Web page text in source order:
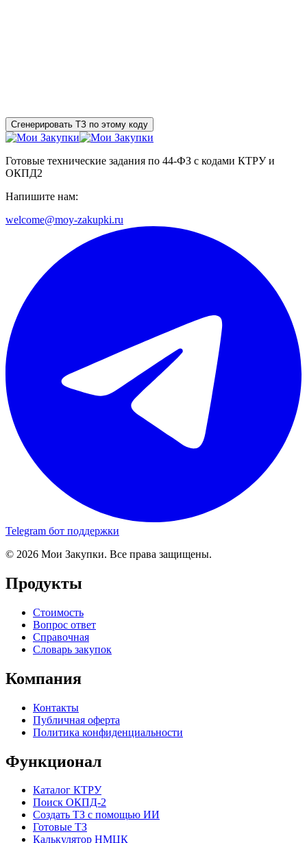
Сгенерировать ТЗ по этому коду
Готовые технические задания по 44-ФЗ с кодами КТРУ и
ОКПД2
Напишите нам:
welcome@moy-zakupki.ru
Telegram бот поддержки
© 2026 Мои Закупки. Все права защищены.
Продукты
Стоимость
Вопрос ответ
Справочная
Словарь закупок
Компания
Контакты
Публичная оферта
Политика конфиденциальности
Функционал
Каталог КТРУ
Поиск ОКПД-2
Создать ТЗ с помощью ИИ
Готовые ТЗ
Калькулятор НМЦК